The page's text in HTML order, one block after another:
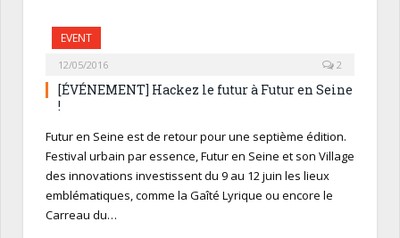
EVENT
12/05/2016 2
[ÉVÉNEMENT] Hackez le futur à Futur en Seine
!
Futur en Seine est de retour pour une septième édition.
Festival urbain par essence, Futur en Seine et son Village
des innovations investissent du 9 au 12 juin les lieux
emblématiques, comme la Gaîté Lyrique ou encore le
Carreau du…